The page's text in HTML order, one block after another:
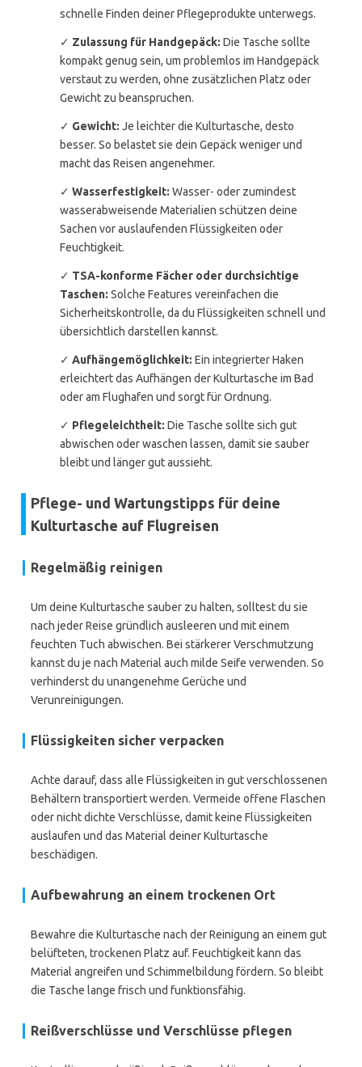
schnelle Finden deiner Pflegeprodukte unterwegs.
✓ Zulassung für Handgepäck: Die Tasche sollte
kompakt genug sein, um problemlos im Handgepäck
verstaut zu werden, ohne zusätzlichen Platz oder
Gewicht zu beanspruchen.
✓ Gewicht: Je leichter die Kulturtasche, desto
besser. So belastet sie dein Gepäck weniger und
macht das Reisen angenehmer.
✓ Wasserfestigkeit: Wasser- oder zumindest
wasserabweisende Materialien schützen deine
Sachen vor auslaufenden Flüssigkeiten oder
Feuchtigkeit.
✓ TSA-konforme Fächer oder durchsichtige
Taschen: Solche Features vereinfachen die
Sicherheitskontrolle, da du Flüssigkeiten schnell und
übersichtlich darstellen kannst.
✓ Aufhängemöglichkeit: Ein integrierter Haken
erleichtert das Aufhängen der Kulturtasche im Bad
oder am Flughafen und sorgt für Ordnung.
✓ Pflegeleichtheit: Die Tasche sollte sich gut
abwischen oder waschen lassen, damit sie sauber
bleibt und länger gut aussieht.
Pflege- und Wartungstipps für deine
Kulturtasche auf Flugreisen
Regelmäßig reinigen
Um deine Kulturtasche sauber zu halten, solltest du sie
nach jeder Reise gründlich ausleeren und mit einem
feuchten Tuch abwischen. Bei stärkerer Verschmutzung
kannst du je nach Material auch milde Seife verwenden. So
verhinderst du unangenehme Gerüche und
Verunreinigungen.
Flüssigkeiten sicher verpacken
Achte darauf, dass alle Flüssigkeiten in gut verschlossenen
Behältern transportiert werden. Vermeide offene Flaschen
oder nicht dichte Verschlüsse, damit keine Flüssigkeiten
auslaufen und das Material deiner Kulturtasche
beschädigen.
Aufbewahrung an einem trockenen Ort
Bewahre die Kulturtasche nach der Reinigung an einem gut
belüfteten, trockenen Platz auf. Feuchtigkeit kann das
Material angreifen und Schimmelbildung fördern. So bleibt
die Tasche lange frisch und funktionsfähig.
Reißverschlüsse und Verschlüsse pflegen